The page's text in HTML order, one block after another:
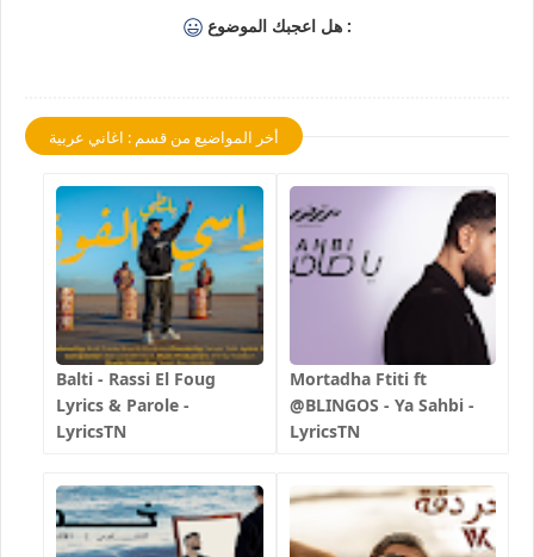
هل اعجبك الموضوع :
أخر المواضيع من قسم : اغاني عربية
Balti - Rassi El Foug
Lyrics & Parole -
LyricsTN
Mortadha Ftiti ft
@BLINGOS - Ya Sahbi -
LyricsTN